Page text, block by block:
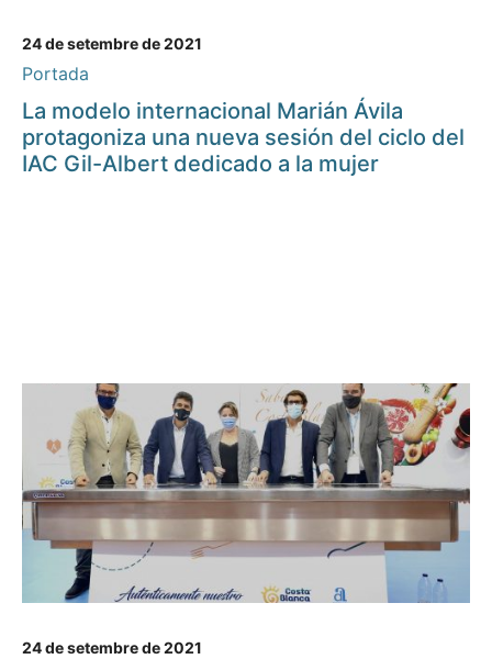
24 de setembre de 2021
Portada
La modelo internacional Marián Ávila
protagoniza una nueva sesión del ciclo del
IAC Gil-Albert dedicado a la mujer
24 de setembre de 2021